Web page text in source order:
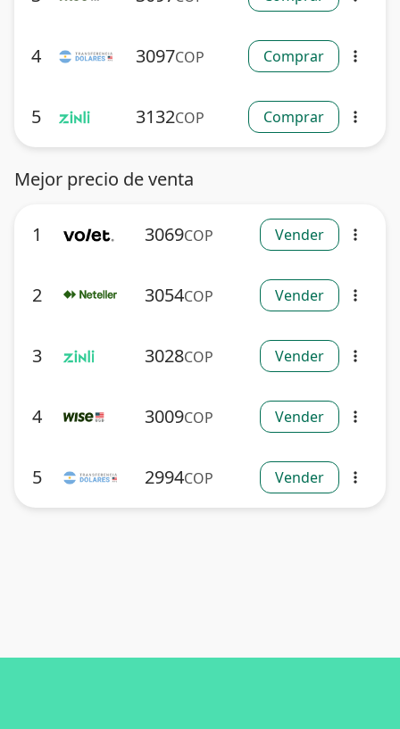
4 3097COP Comprar more_vert
5 3132COP Comprar more_vert
Mejor precio de venta
1 3069COP Vender more_vert
2 3054COP Vender more_vert
3 3028COP Vender more_vert
4 3009COP Vender more_vert
5 2994COP Vender more_vert